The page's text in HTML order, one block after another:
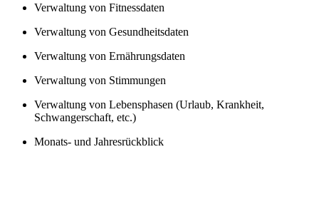
Verwaltung von Fitnessdaten
Verwaltung von Gesundheitsdaten
Verwaltung von Ernährungsdaten
Verwaltung von Stimmungen
Verwaltung von Lebensphasen (Urlaub, Krankheit,
Schwangerschaft, etc.)
Monats- und Jahresrückblick